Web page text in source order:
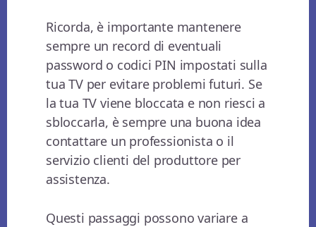
Ricorda, è importante mantenere
sempre un record di eventuali
password o codici PIN impostati sulla
tua TV per evitare problemi futuri. Se
la tua TV viene bloccata e non riesci a
sbloccarla, è sempre una buona idea
contattare un professionista o il
servizio clienti del produttore per
assistenza.
Questi passaggi possono variare a